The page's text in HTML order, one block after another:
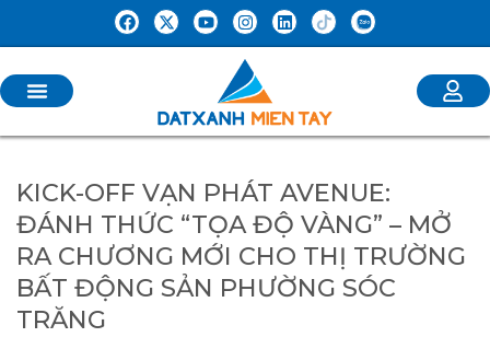
KICK-OFF VẠN PHÁT AVENUE:
ĐÁNH THỨC “TỌA ĐỘ VÀNG” – MỞ
RA CHƯƠNG MỚI CHO THỊ TRƯỜNG
BẤT ĐỘNG SẢN PHƯỜNG SÓC
TRĂNG